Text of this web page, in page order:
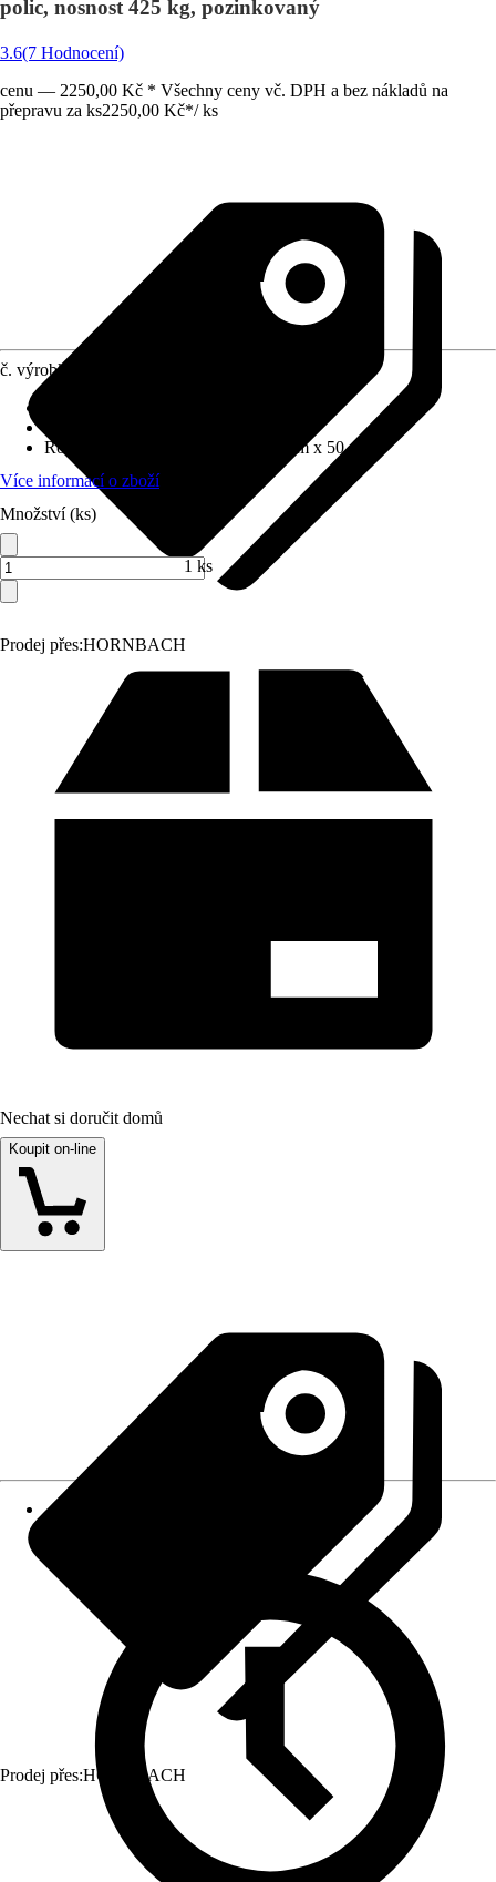
polic, nosnost 425 kg, pozinkovaný
3.6(7 Hodnocení)
cenu — 2250,00 Kč * Všechny ceny vč. DPH a bez nákladů na
přepravu za ks2250,00 Kč*/ ks
Prodej přes:HORNBACH
č. výrobku
Rozměry (ŠxVxH)
100 cm x 200 cm x 50 cm
Více informací o zboží
Množství (ks)
1 ks
Nechat si doručit domů
Koupit on-line
Prodej přes:HORNBACH